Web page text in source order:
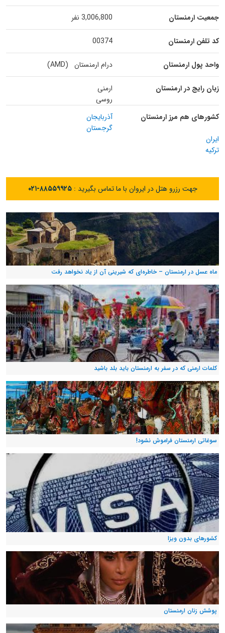
جمعیت ارمنستان 3,006,800 نفر
کد تلفن ارمنستان 00374
واحد پول ارمنستان درام ارمنستان (AMD)
زبان رایج در ارمنستان
ارمنی
روسی
کشورهای هم مرز ارمنستان
آذربایجان
گرجستان
ایران
ترکیه
جهت رزرو هتل در ایروان با ما تماس بگیرید :۰۲۱-۸۸۵۵۹۹۲۵
ماه عسل در ارمنستان – خاطره‌ای که شیرینی آن از یاد نخواهد رفت
کلمات ارمنی که در سفر به ارمنستان باید بلد باشید
سوغاتی ارمنستان فراموش نشود!
کشورهای بدون ویزا
پوشش زنان ارمنستان